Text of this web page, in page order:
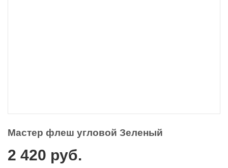
Мастер флеш угловой Зеленый
2 420 руб.